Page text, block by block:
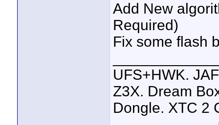
Add New
Required)
Fix some flash
UFS+HWK.
Z3X. Dream
Dongle. XTC 2